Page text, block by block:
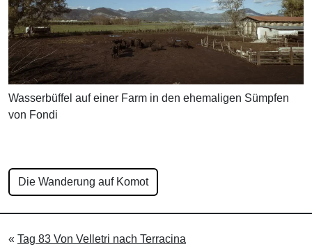
Wasserbüffel auf einer Farm in den ehemaligen Sümpfen
von Fondi
Die Wanderung auf Komot
« Tag 83 Von Velletri nach Terracina